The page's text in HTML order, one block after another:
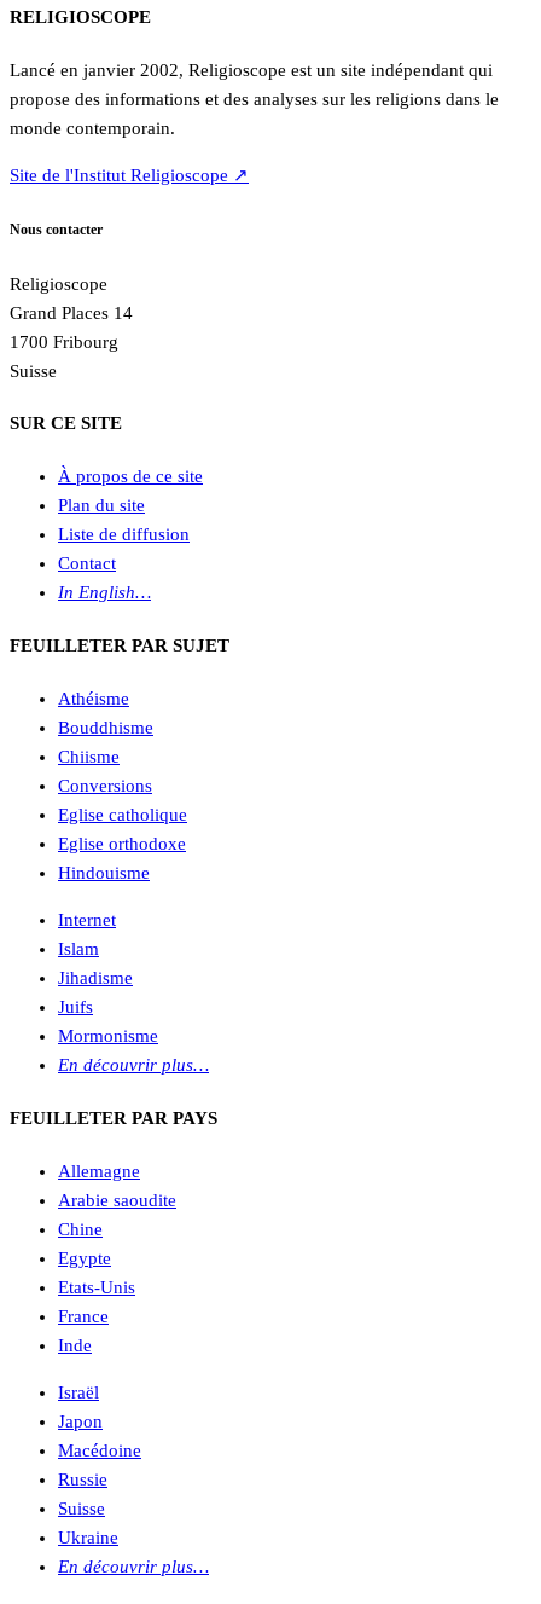
RELIGIOSCOPE
Lancé en janvier 2002, Religioscope est un site indépendant qui
propose des informations et des analyses sur les religions dans le
monde contemporain.
Site de l'Institut Religioscope ↗
Nous contacter
Religioscope
Grand Places 14
1700 Fribourg
Suisse
SUR CE SITE
À propos de ce site
Plan du site
Liste de diffusion
Contact
In English…
FEUILLETER PAR SUJET
Athéisme
Bouddhisme
Chiisme
Conversions
Eglise catholique
Eglise orthodoxe
Hindouisme
Internet
Islam
Jihadisme
Juifs
Mormonisme
En découvrir plus…
FEUILLETER PAR PAYS
Allemagne
Arabie saoudite
Chine
Egypte
Etats-Unis
France
Inde
Israël
Japon
Macédoine
Russie
Suisse
Ukraine
En découvrir plus…